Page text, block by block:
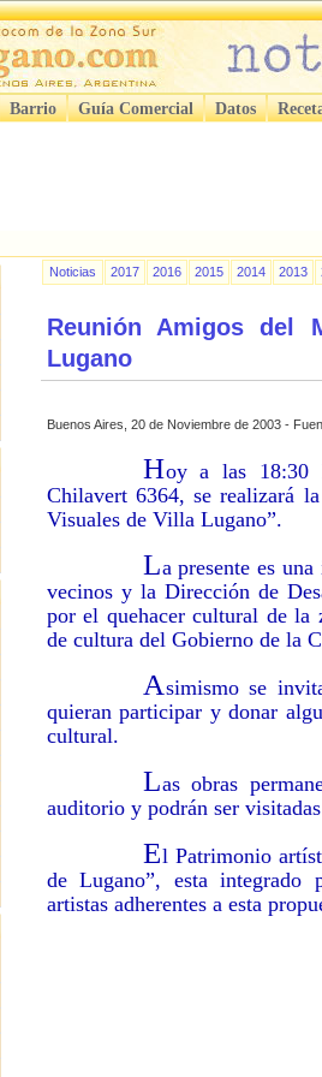
Barrio Guía Comercial Datos
Noticias 2017 2016 2015 2014 2013
Reunión Amigos del
Lugano
Buenos Aires, 20 de Noviembre de 2003 -
Hoy a las 18:30
Chilavert 6364, se realizará
Visuales de Villa Lugano”.
La presente es
vecinos y la Dirección de
por el quehacer cultural de la
de cultura del Gobierno de la
Asimismo se
quieran participar y donar
cultural.
Las obras
auditorio y podrán ser
El Patrimonio
de Lugano”, esta integrado
artistas adherentes a esta